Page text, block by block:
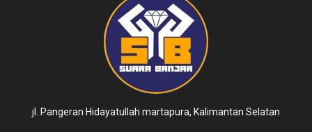
jl. Pangeran Hidayatullah martapura, Kalimantan Selatan